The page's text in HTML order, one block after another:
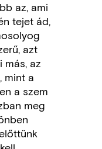
az, ami
tejet ád,
azt
más, az
mint a
a szem
meg